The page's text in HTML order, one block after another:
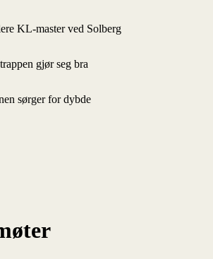
KL-master ved Solberg
gjør seg bra
sørger for dybde